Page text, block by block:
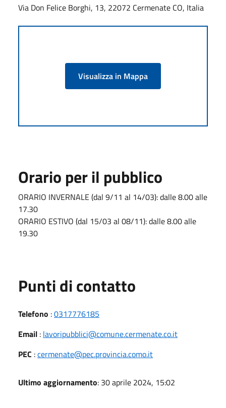
Via Don Felice Borghi, 13, 22072 Cermenate CO, Italia
Visualizza in Mappa
Orario per il pubblico
ORARIO INVERNALE (dal 9/11 al 14/03): dalle 8.00 alle
17.30
ORARIO ESTIVO (dal 15/03 al 08/11): dalle 8.00 alle
19.30
Punti di contatto
Telefono :0317776185
Email : lavoripubblici@comune.cermenate.co.it
PEC :cermenate@pec.provincia.como.it
Ultimo aggiornamento: 30 aprile 2024, 15:02